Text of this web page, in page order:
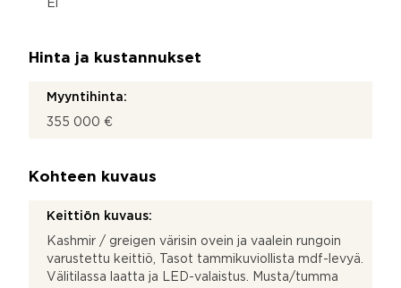
Ei
Hinta ja kustannukset
Myyntihinta:
355 000 €
Kohteen kuvaus
Keittiön kuvaus:
Kashmir / greigen värisin ovein ja vaalein rungoin
varustettu keittiö, Tasot tammikuviollista mdf-levyä.
Välitilassa laatta ja LED-valaistus. Musta/tumma